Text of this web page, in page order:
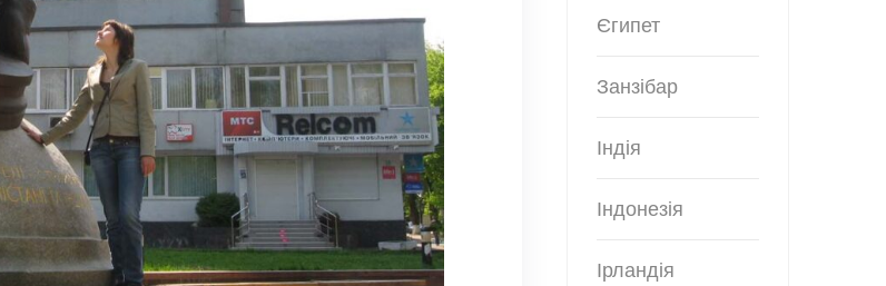
Єгипет
Занзібар
Індія
Індонезія
Ірландія